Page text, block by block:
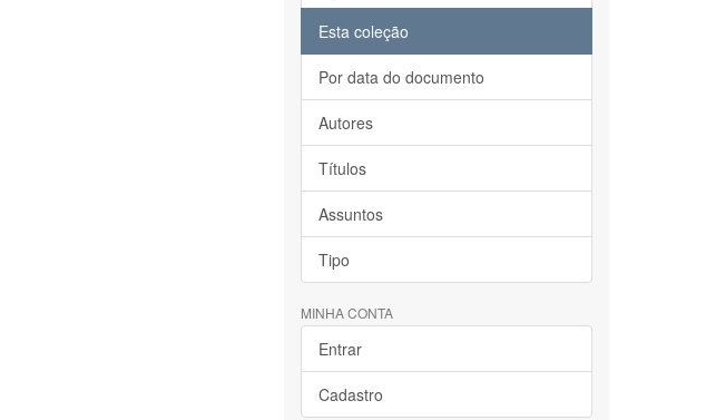
Esta coleção
Por data do documento
Autores
Títulos
Assuntos
Tipo
MINHA CONTA
Entrar
Cadastro